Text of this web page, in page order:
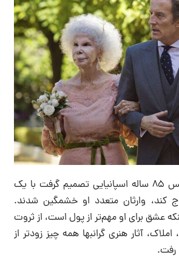
هنگامی که یک دوشس ۸۵ ساله اسپانیایی تصمیم گرفت با یک
ازدواج کند، وارثان متعدد او خشمگین شدند.
عشق برای او مهم‌تر از پول است، از ثروت
آثار هنری گرانبها همه چیز زودتر از
رفت.